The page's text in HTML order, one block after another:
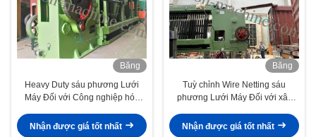
Băng
hình
Heavy Duty sáu phương Lưới
Máy Đối với Công nghiệp hóa
Nhận được giá tốt nhất
Băng
hình
Tuỳ chỉnh Wire Netting sáu
phương Lưới Máy Đối với xây
Nhận được giá tốt nhất